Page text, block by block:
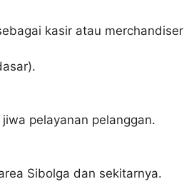
kasir atau merchandiser
pelayanan pelanggan.
Sibolga dan sekitarnya.